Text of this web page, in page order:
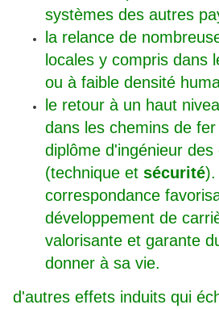
systèmes des autres
la relance de
locales y compris dans
ou à faible densité
le retour à un haut
dans les chemins de
diplôme d'ingénieur
(technique et sécurité).
correspondance
développement de
valorisante et garante
donner à sa vie.
d'autres effets induits qui